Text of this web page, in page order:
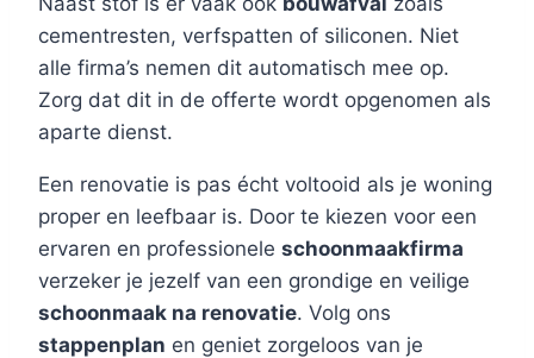
cementresten, verfspatten of siliconen. Niet
alle firma’s nemen dit automatisch mee op.
Zorg dat dit in de offerte wordt opgenomen als
aparte dienst.
Een renovatie is pas écht voltooid als je woning
proper en leefbaar is. Door te kiezen voor een
ervaren en professionele schoonmaakfirma
verzeker je jezelf van een grondige en veilige
schoonmaak na renovatie. Volg ons
stappenplan en geniet zorgeloos van je